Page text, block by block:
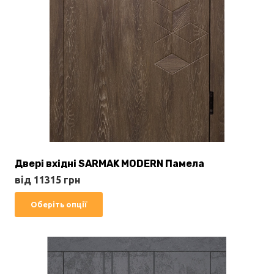
Двері вхідні SARMAK MODERN Памела
від 11315 грн
Оберіть опції
товар
кілька
варіантів.